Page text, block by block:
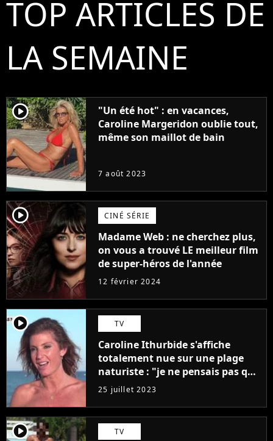
TOP ARTICLES DE
LA SEMAINE
player2
"Un été hot" : en vacances,
Caroline Margeridon oublie tout,
même son maillot de bain
7 août 2023
player2 CINÉ SÉRIE
Madame Web : ne cherchez plus,
on vous a trouvé LE meilleur film
de super-héros de l'année
12 février 2024
player2 TV
Caroline Ithurbide s'affiche
totalement nue sur une plage
naturiste : "je ne pensais pas que
j'arriverais à le faire..."
25 juillet 2023
player2 TV